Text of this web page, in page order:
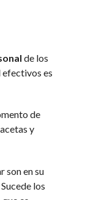
de los
es
de
y
son en su
los